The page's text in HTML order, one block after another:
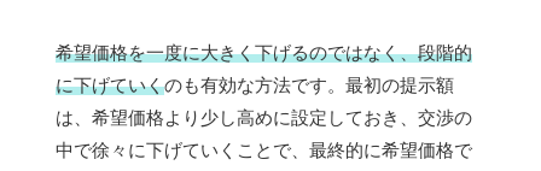
希望価格を一度に大きく下げるのではなく、段階的
に下げていくのも有効な方法です。最初の提示額
は、希望価格より少し高めに設定しておき、交渉の
中で徐々に下げていくことで、最終的に希望価格で